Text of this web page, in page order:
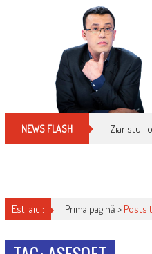
NEWS FLASH Ziaristul
Esti aici: Prima pagină > Posts